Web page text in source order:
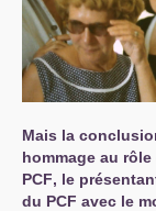
Mais la
hommage au
PCF, le
du PCF avec le